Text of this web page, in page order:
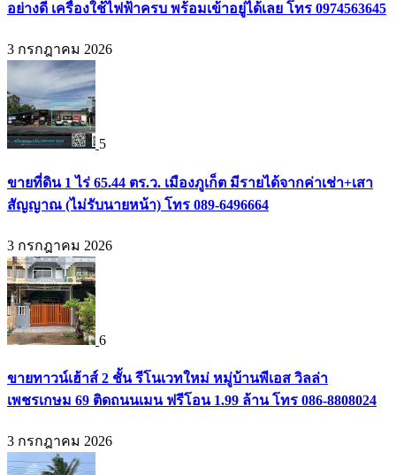
อย่างดี เครื่องใช้ไฟฟ้าครบ พร้อมเข้าอยู่ได้เลย โทร 0974563645
3 กรกฎาคม 2026
5
ขายที่ดิน 1 ไร่ 65.44 ตร.ว. เมืองภูเก็ต มีรายได้จากค่าเช่า+เสา
สัญญาณ (ไม่รับนายหน้า) โทร 089-6496664
3 กรกฎาคม 2026
6
ขายทาวน์เฮ้าส์ 2 ชั้น รีโนเวทใหม่ หมู่บ้านพีเอส วิลล่า
เพชรเกษม 69 ติดถนนเมน ฟรีโอน 1.99 ล้าน โทร 086-8808024
3 กรกฎาคม 2026